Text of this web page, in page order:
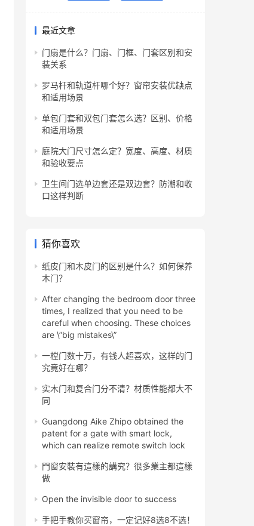
最近文章
门扇是什么？门扇、门框、门套区别和安
装关系
罗马杆和轨道杆哪个好？窗帘安装优缺点
和适用场景
单包门套和双包门套怎么选？区别、价格
和适用场景
庭院大门尺寸怎么定？宽度、高度、材质
和验收要点
卫生间门选单边套还是双边套？防潮和收
口这样判断
猜你喜欢
纸皮门和木皮门的区别是什么？如何保养
木门？
After changing the bedroom door three
times, I realized that you need to be
careful when choosing. These choices
are \”big mistakes\”
一樘门数十万，有钱人超喜欢，这样的门
究竟好在哪？
实木门和复合门分不清？材质性能都大不
同
Guangdong Aike Zhipo obtained the
patent for a gate with smart lock,
which can realize remote switch lock
門窗安裝有這樣的講究？很多業主都這樣
做
Open the invisible door to success
手把手教你买窗帘，一定记好8选8不选！